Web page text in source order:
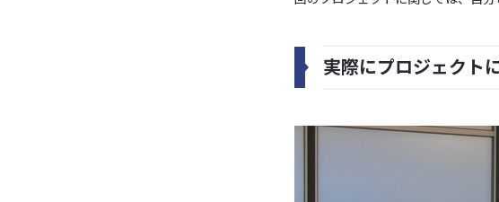
実際にプロジェクト